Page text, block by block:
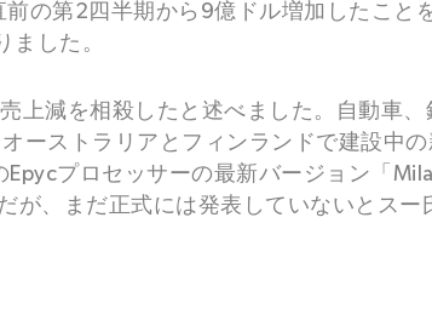
の第2四半期から9億ドル増加したこ
した。
上減を相殺したと述べました。自動車
ーストラリアとフィンランドで建設中
プロセッサーの最新バージョン「
、まだ正式には発表していないとスー